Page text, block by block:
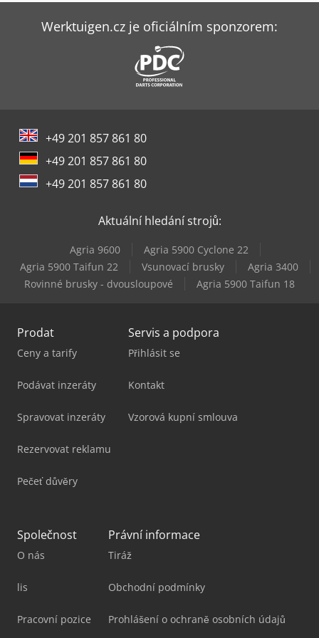
Mazak Qt-Compact 200My
Mazak Quick Turn 200Ms
Mazak Variaxis C-600
Mazak Variaxis I-700
Mazak Vcn-430A
Mazak Vcn-530C
Mazak Vtc-800/20Sr
Werktuigen.cz je oficiálním sponzorem:
+49 201 857 861 80
+49 201 857 861 80
+49 201 857 861 80
Aktuální hledání strojů:
Agria 9600
Agria 5900 Cyclone 22
Agria 5900 Taifun 22
Vsunovací brusky
Agria 3400
Rovinné brusky - dvousloupové
Agria 5900 Taifun 18
Prodat
Ceny a tarify
Podávat inzeráty
Spravovat inzeráty
Rezervovat reklamu
Pečeť důvěry
Servis a podpora
Přihlásit se
Kontakt
Vzorová kupní smlouva
Společnost
O nás
lis
Pracovní pozice
Právní informace
Tiráž
Obchodní podmínky
Prohlášení o ochraně osobních údajů